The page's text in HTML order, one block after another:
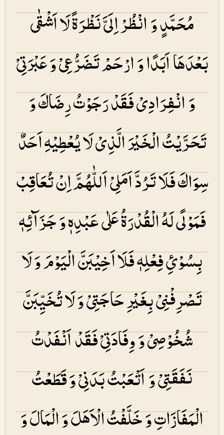
مُحَمَّدٍ وَ انْظُرْ اِلَیَّ نَظْرَۃً لَا اَشْقٰی
بَعْدَهَا اَبَدًا وَ ارْحَمْ تَضَرُّعِیْ وَ عَبْرَتِیْ
وَ انْفِرَادِیْ فَقَدْ رَجَوْتُ رِضَاكَ وَ
تَحَرَّیْتُ الْخَیْرَ الَّذِیْ لَا یُعْطِیْهِ اَحَدٌ
سِوَاكَ فَلَا تَرُدَّ اَمَلِیْ اَللّٰهُمَّ اِنْ تُعَاقِبْ
فَمَوْلًی لَهُ الْقُدْرَۃُ عَلٰی عَبْدِهٖ وَ جَزَآئِهٖ
بِسُوْئِ فِعْلِهٖ فَلَا اَخِیْبَنَّ الْیَوْمَ وَ لَا
تَصْرِفْنِیْ بِغَیْرِ حَاجَتِیْ وَ لَا تُخَیِّبَنَّ
شُخُوْصِیْ وَ وِفَادَتِیْ فَقَدْ اَنْفَدْتُ
نَفَقَتِیْ وَ اَتْعَبْتُ بَدَنِیْ وَ قَطَعْتُ
الْمَفَازَاتِ وَ خَلَّفْتُ الْاَهَلَ وَ الْمَالَ وَ